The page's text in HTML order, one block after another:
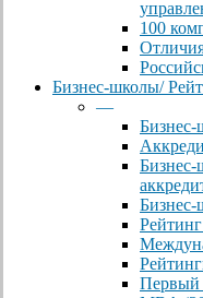
100
Бизнес-школы/
—
Бизнес-
Бизнес-
Первый